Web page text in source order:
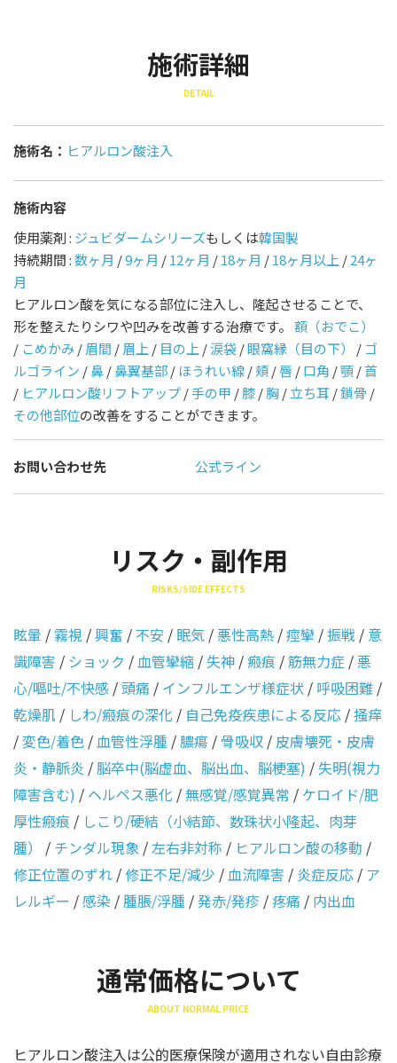
施術詳細
DETAIL
施術名： ヒアルロン酸注入
施術内容
使用薬剤 : ジュビダームシリーズもしくは韓国製
持続期間 :数ヶ月 /9ヶ月 /12ヶ月 /18ヶ月 /18ヶ月以上/24ヶ
月
ヒアルロン酸を気になる部位に注入し、隆起させることで、
形を整えたりシワや凹みを改善する治療です。 額（おでこ）
/ こめかみ/眉間 /眉上/ 目の上/涙袋/眼窩縁（目の下） / ゴ
ルゴライン /鼻/鼻翼基部/ ほうれい線/頬/唇/口角 /顎/首
/ ヒアルロン酸リフトアップ/手の甲 /膝/胸/立ち耳/鎖骨 /
その他部位の改善をすることができます。
お問い合わせ先 公式ライン
リスク・副作用
RISKS/SIDE EFFECTS
眩暈 /霧視 /興奮 / 不安 / 眠気 /悪性高熱 /痙攣 /振戦 / 意
識障害 / ショック /血管攣縮 /失神 /瘢痕 /筋無力症 /悪
心/嘔吐/不快感 /頭痛 / インフルエンザ様症状 / 呼吸困難 /
乾燥肌 / しわ/瘢痕の深化 / 自己免疫疾患による反応 /掻痒
/変色/着色 /血管性浮腫 /膿瘍 / 骨吸収 / 皮膚壊死・皮膚
炎・静脈炎 /脳卒中(脳虚血、脳出血、脳梗塞) /失明(視力
障害含む) / ヘルペス悪化 /無感覚/感覚異常 / ケロイド/肥
厚性瘢痕 / しこり/硬結（小結節、数珠状小隆起、肉芽
腫）
/ チンダル現象 /左右非対称 / ヒアルロン酸の移動 /
修正位置のずれ /修正不足/減少 /血流障害 / 炎症反応 / ア
レルギー /感染 /腫脹/浮腫 /発赤/発疹 /疼痛 / 内出血
通常価格について
ABOUT NORMAL PRICE
ヒアルロン酸注入は公的医療保険が適用されない自由診療